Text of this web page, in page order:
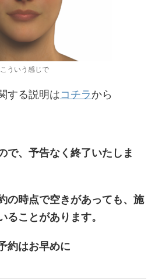
こういう感じで
する説明はコチラから
で、予告なく終了いたしま
の時点で空きがあっても、施
ることがあります。
約はお早めに